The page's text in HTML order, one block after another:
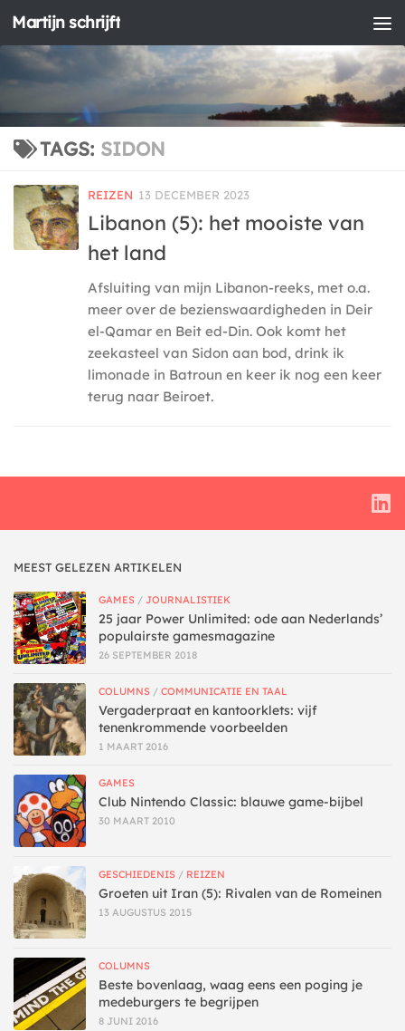
Doorgaan naar inhoud
Martijn schrijft
TAGS: SIDON
REIZEN 13 DECEMBER 2023
Libanon (5): het mooiste van
het land
Afsluiting van mijn Libanon-reeks, met o.a.
meer over de bezienswaardigheden in Deir
el-Qamar en Beit ed-Din. Ook komt het
zeekasteel van Sidon aan bod, drink ik
limonade in Batroun en keer ik nog een keer
terug naar Beiroet.
MEEST GELEZEN ARTIKELEN
GAMES / JOURNALISTIEK
25 jaar Power Unlimited: ode aan Nederlands’
populairste gamesmagazine
26 SEPTEMBER 2018
COLUMNS / COMMUNICATIE EN TAAL
Vergaderpraat en kantoorklets: vijf
tenenkrommende voorbeelden
1 MAART 2016
GAMES
Club Nintendo Classic: blauwe game-bijbel
30 MAART 2010
GESCHIEDENIS / REIZEN
Groeten uit Iran (5): Rivalen van de Romeinen
13 AUGUSTUS 2015
COLUMNS
Beste bovenlaag, waag eens een poging je
medeburgers te begrijpen
8 JUNI 2016